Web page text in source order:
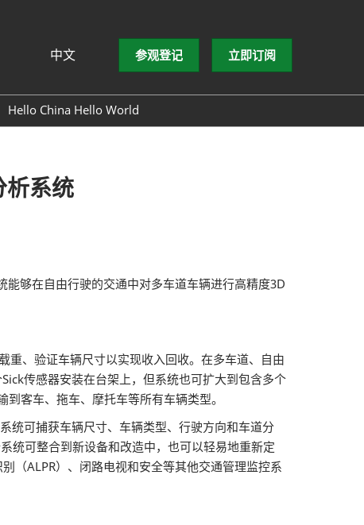
中文
Việt
参观登记 立即订阅
Hello China Hello World
系统
够在自由行驶的交通中对多车道车辆进行高精度3D
重、验证车辆尺寸以实现收入回收。在多车道、自由
传感器安装在台架上，但系统也可扩大到包含多个
客车、拖车、摩托车等所有车辆类型。
可捕获车辆尺寸、车辆类型、行驶方向和车道分
统可整合到新设备和改造中，也可以轻易地重新定
（ALPR）、闭路电视和安全等其他交通管理监控系